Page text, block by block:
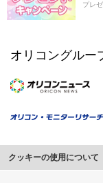
プレ
オリコングルー
クッキーの使用について
このサイトでは Cookie